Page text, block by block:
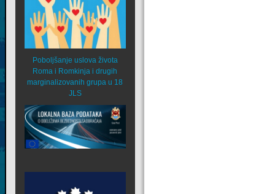
Poboljšanje uslova života
Roma i Romkinja i drugih
marginalizovanih grupa u 18
JLS